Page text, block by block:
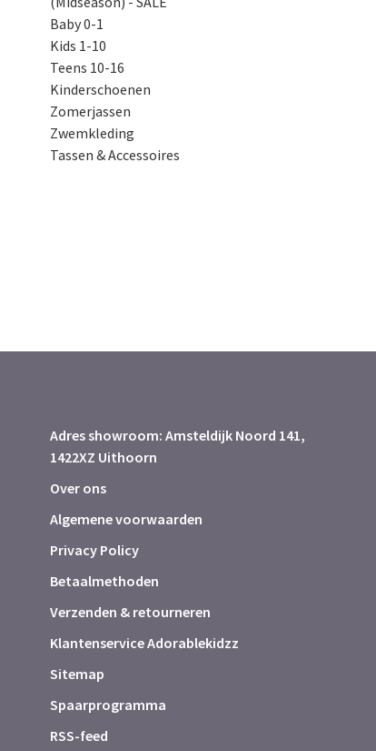
Baby 0-1
Kids 1-10
Teens 10-16
Kinderschoenen
Zomerjassen
Zwemkleding
Tassen & Accessoires
Adres showroom: Amsteldijk Noord 141,
1422XZ Uithoorn
Over ons
Algemene voorwaarden
Privacy Policy
Betaalmethoden
Verzenden & retourneren
Klantenservice Adorablekidzz
Sitemap
Spaarprogramma
RSS-feed